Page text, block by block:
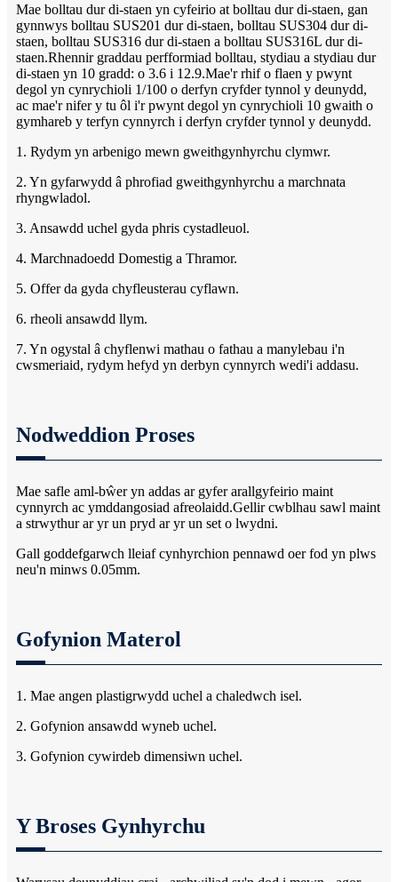
Mae bolltau dur di-staen yn cyfeirio at bolltau dur di-staen, gan
gynnwys bolltau SUS201 dur di-staen, bolltau SUS304 dur di-
staen, bolltau SUS316 dur di-staen a bolltau SUS316L dur di-
staen.Rhennir graddau perfformiad bolltau, stydiau a stydiau dur
di-staen yn 10 gradd: o 3.6 i 12.9.Mae'r rhif o flaen y pwynt
degol yn cynrychioli 1/100 o derfyn cryfder tynnol y deunydd,
ac mae'r nifer y tu ôl i'r pwynt degol yn cynrychioli 10 gwaith o
gymhareb y terfyn cynnyrch i derfyn cryfder tynnol y deunydd.
1. Rydym yn arbenigo mewn gweithgynhyrchu clymwr.
2. Yn gyfarwydd â phrofiad gweithgynhyrchu a marchnata
rhyngwladol.
3. Ansawdd uchel gyda phris cystadleuol.
4. Marchnadoedd Domestig a Thramor.
5. Offer da gyda chyfleusterau cyflawn.
6. rheoli ansawdd llym.
7. Yn ogystal â chyflenwi mathau o fathau a manylebau i'n
cwsmeriaid, rydym hefyd yn derbyn cynnyrch wedi'i addasu.
Nodweddion Proses
Mae safle aml-bŵer yn addas ar gyfer arallgyfeirio maint
cynnyrch ac ymddangosiad afreolaidd.Gellir cwblhau sawl maint
a strwythur ar yr un pryd ar yr un set o lwydni.
Gall goddefgarwch lleiaf cynhyrchion pennawd oer fod yn plws
neu'n minws 0.05mm.
Gofynion Materol
1. Mae angen plastigrwydd uchel a chaledwch isel.
2. Gofynion ansawdd wyneb uchel.
3. Gofynion cywirdeb dimensiwn uchel.
Y Broses Gynhyrchu